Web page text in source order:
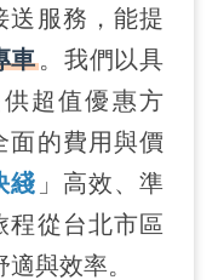
送服務，能提
車。我們以具
供超值優惠方
面的費用與價
綫 」高效、準
程從台北市區
與效率。